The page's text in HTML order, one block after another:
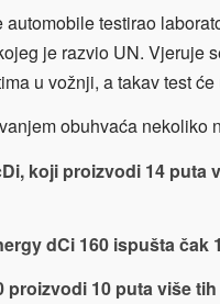
automobile testirao
je razvio UN. Vjeruje
u vožnji, a takav test
obuhvaća nekoliko
koji proizvodi 14
dCi 160 ispušta
proizvodi 10 puta više